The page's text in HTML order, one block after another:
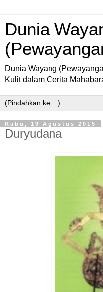
Dunia
Dunia Wayang
Kulit dalam Cerita
Rabu, 19 Agustus 2015
Duryudana